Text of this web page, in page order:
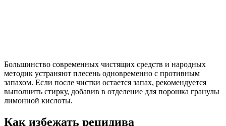
Большинство современных чистящих средств и народных
методик устраняют плесень одновременно с противным
запахом. Если после чистки остается запах, рекомендуется
выполнить стирку, добавив в отделение для порошка гранулы
лимонной кислоты.
Как избежать рецидива